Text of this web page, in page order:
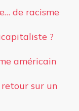
de racisme
?
américain
sur un